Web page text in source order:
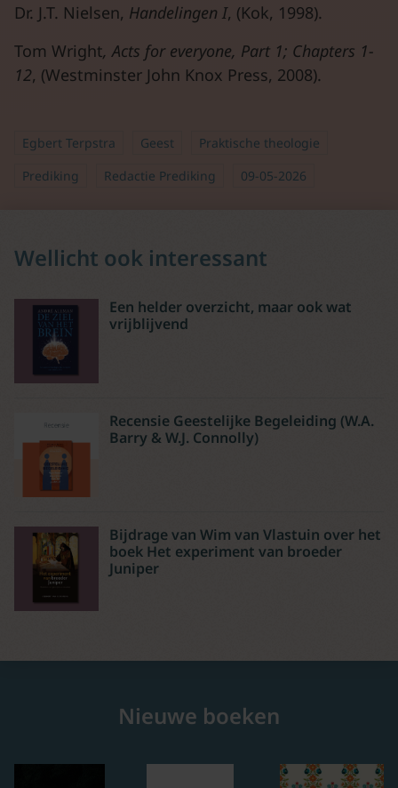
Dr. J.T. Nielsen, Handelingen I, (Kok, 1998).
Tom Wright, Acts for everyone, Part 1; Chapters 1-
12, (Westminster John Knox Press, 2008).
Egbert Terpstra Geest
Praktische theologie
Prediking
Redactie Prediking 09-05-2026
Wellicht ook interessant
Een helder overzicht, maar ook wat
vrijblijvend
Recensie Geestelijke Begeleiding (W.A.
Barry & W.J. Connolly)
Bijdrage van Wim van Vlastuin over het
boek Het experiment van broeder
Juniper
Nieuwe boeken